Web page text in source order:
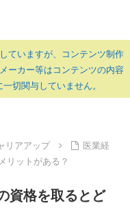
ていますが、コンテンツ制作
ーカー等はコンテンツの内容
切関与していません。
リアアップ
医業経
リットがある？
資格を取るとど